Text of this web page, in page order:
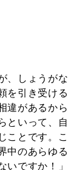
、しょうが
を引き受け
違があるか
といって、
ことです。
中のあらゆ
いですか！」